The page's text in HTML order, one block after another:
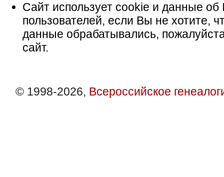
Сайт использует cookie и данные об
пользователей, если Вы не хотите,
данные обрабатывались,
сайт.
© 1998-2026, Всероссийское